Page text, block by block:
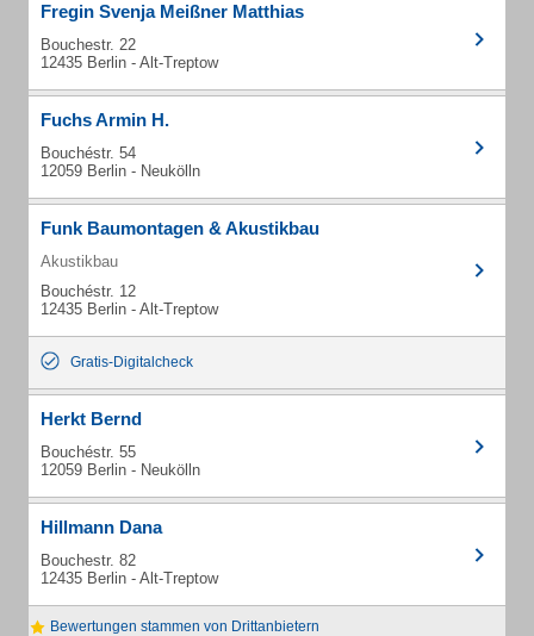
Fregin Svenja Meißner Matthias
Bouchestr. 22
12435 Berlin - Alt-Treptow
Fuchs Armin H.
Bouchéstr. 54
12059 Berlin - Neukölln
Funk Baumontagen & Akustikbau
Akustikbau
Bouchéstr. 12
12435 Berlin - Alt-Treptow
Gratis-Digitalcheck
Herkt Bernd
Bouchéstr. 55
12059 Berlin - Neukölln
Hillmann Dana
Bouchestr. 82
12435 Berlin - Alt-Treptow
Bewertungen stammen von Drittanbietern